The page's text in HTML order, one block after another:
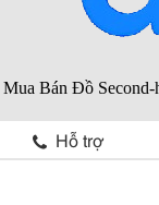
Hỗ trợ